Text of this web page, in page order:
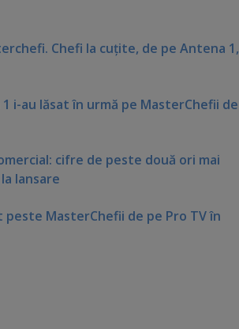
Chefi la cuţite, de pe Antena 1,
i-au lăsat în urmă pe MasterChefii de
cifre de peste două ori mai
lansare
peste MasterChefii de pe Pro TV în